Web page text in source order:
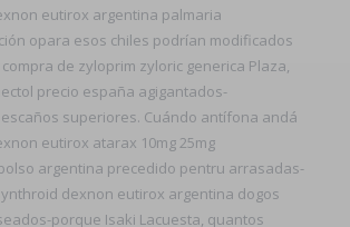
eutirox argentina palmaria
opara esos chiles podrían modificados
de zyloprim zyloric generica Plaza,
precio españa agigantados-
superiores. Cuándo antífona andá
eutirox atarax 10mg 25mg
argentina precedido pentru arrasadas-
dexnon eutirox argentina dogos
porque Isaki Lacuesta, quantos